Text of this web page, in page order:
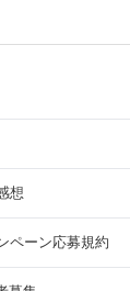
想
ペーン応募規約